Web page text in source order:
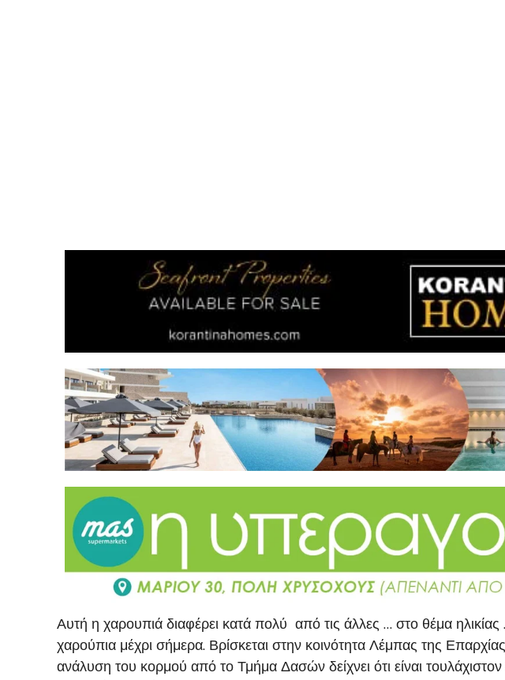
Αυτή η χαρουπιά διαφέρει κατά πολύ από τις άλλες … στο θέμα ηλικίας
χαρούπια μέχρι σήμερα. Βρίσκεται στην κοινότητα Λέμπας της
ανάλυση του κορμού από το Τμήμα Δασών δείχνει ότι είναι